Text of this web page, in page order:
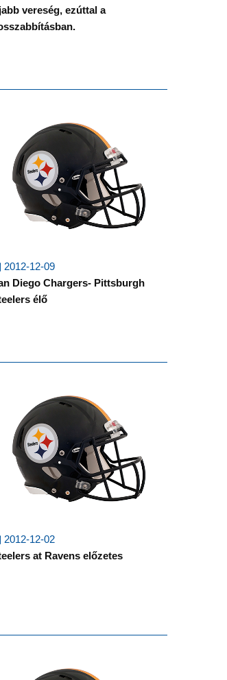
vereség, ezúttal a
2012-12-09
Diego Chargers- Pittsburgh
élő
2012-12-02
at Ravens előzetes